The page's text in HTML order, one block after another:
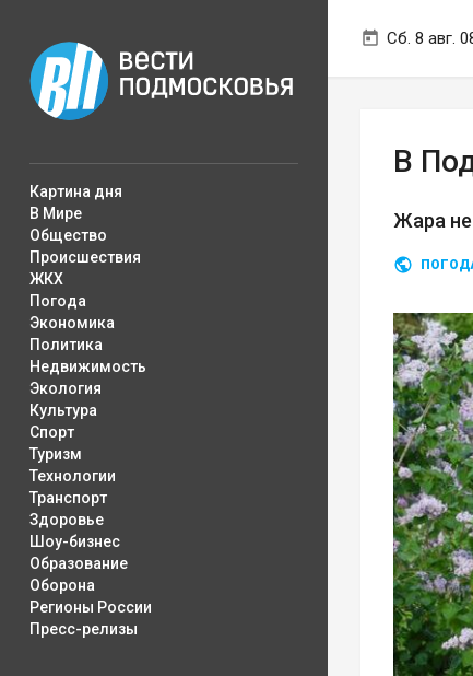
Сб. 8 авг.
Картина дня
В Мире
Общество
Происшествия
ЖКХ
Погода
Экономика
Политика
Недвижимость
Экология
Культура
Спорт
Туризм
Технологии
Транспорт
Здоровье
Шоу-бизнес
Образование
Оборона
Регионы России
Пресс-релизы
В
Жара